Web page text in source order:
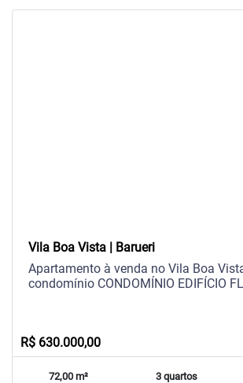
Vila Boa Vista | Barueri
Apartamento à venda no Vila Boa
condomínio CONDOMÍNIO EDIFÍCIO
R$ 630.000,00
72,00 m² 3 quartos